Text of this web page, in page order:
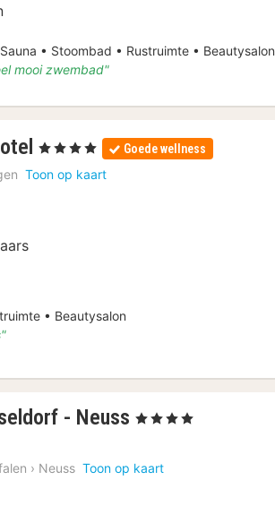
• Stoombad • Rustruimte • Beautysalon
mooi zwembad"
2
nachten
vanaf
, 4 Sterren Goede wellness
Toon op kaart
• Beautysalon
- Neuss 2
vanaf
€
, 4 Sterren
› Neuss Toon op kaart